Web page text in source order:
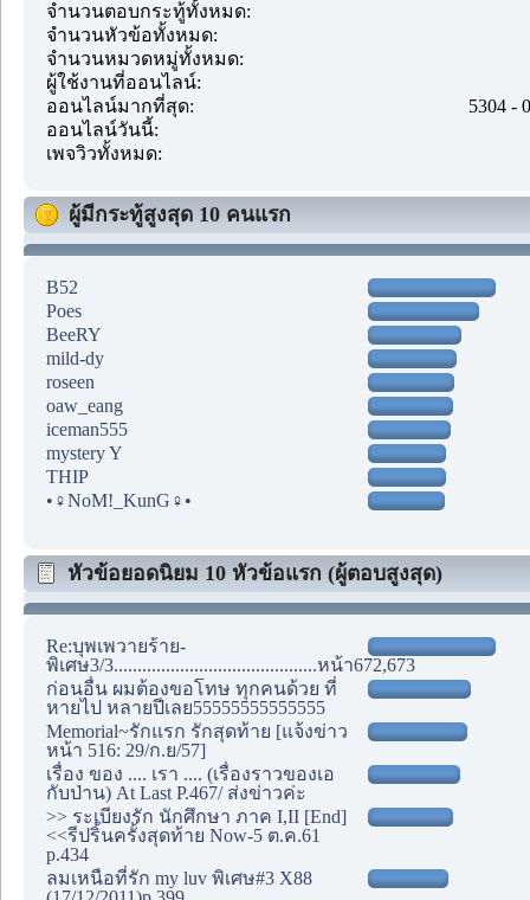
จำนวนตอบกระทู้ทั้งหมด:
จำนวนหัวข้อทั้งหมด:
จำนวนหมวดหมู่ทั้งหมด:
ผู้ใช้งานที่ออนไลน์:
ออนไลน์มากที่สุด:
5304 -
ออนไลน์วันนี้:
เพจวิวทั้งหมด:
ผู้มีกระทู้สูงสุด 10 คนแรก
B52
Poes
BeeRY
mild-dy
roseen
oaw_eang
iceman555
mystery Y
THIP
•♀NoM!_KunG♀•
หัวข้อยอดนิยม 10 หัวข้อแรก (ผู้ตอบสูงสุด)
Re:บุพเพวายร้าย-
พิเศษ3/3...........................................หน้า672,673
ก่อนอื่น ผมต้องขอโทษ ทุกคนด้วย ที่
หายไป หลายปีเลย55555555555555
Memorial~รักแรก รักสุดท้าย [แจ้งข่าว
หน้า 516: 29/ก.ย/57]
เรื่อง ของ .... เรา .... (เรื่องราวของเอ
กับป่าน) At Last P.467/ ส่งข่าวค่ะ
>> ระเบียงรัก นักศึกษา ภาค I,II [End]
<<รีปริ้นครั้งสุดท้าย Now-5 ต.ค.61
p.434
ลมเหนือที่รัก my luv พิเศษ#3 X88